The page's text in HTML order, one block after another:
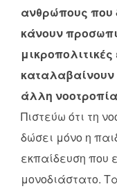
ανθρώπους που
κάνουν
καταλαβαίνουν
άλλη
Πιστεύω ότι τη
δώσει μόνο η
εκπαίδευση που
μονοδιάστατο.